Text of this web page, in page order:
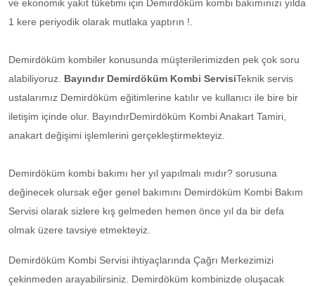
ve ekonomik yakıt tüketimi için Demirdöküm kombi bakımınızı yılda
1 kere periyodik olarak mutlaka yaptırın !.
Demirdöküm kombiler konusunda müşterilerimizden pek çok soru
alabiliyoruz. Bayındır Demirdöküm Kombi ServisiTeknik servis
ustalarımız Demirdöküm eğitimlerine katılır ve kullanıcı ile bire bir
iletişim içinde olur. BayındırDemirdöküm Kombi Anakart Tamiri,
anakart değişimi işlemlerini gerçekleştirmekteyiz.
Demirdöküm kombi bakımı her yıl yapılmalı mıdır? sorusuna
değinecek olursak eğer genel bakımını Demirdöküm Kombi Bakım
Servisi olarak sizlere kış gelmeden hemen önce yıl da bir defa
olmak üzere tavsiye etmekteyiz.
Demirdöküm Kombi Servisi ihtiyaçlarında Çağrı Merkezimizi
çekinmeden arayabilirsiniz. Demirdöküm kombinizde oluşacak